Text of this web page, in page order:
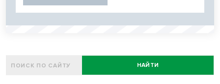
НАЙТИ